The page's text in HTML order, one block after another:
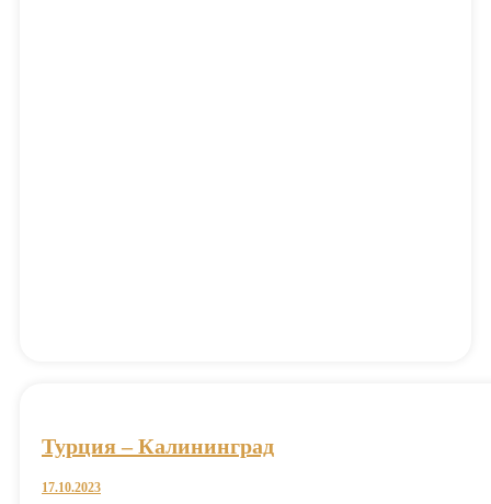
Турция – Калининград
17.10.2023